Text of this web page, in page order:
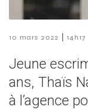
10 mars 2022 | 14h17
Jeune
ans, Thaïs
à l’agence